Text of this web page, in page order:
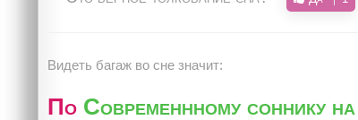
Видеть багаж во сне значит:
По Современнному соннику